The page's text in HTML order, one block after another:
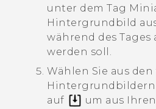
unter dem Tag
Hintergrundbild
während des Tages
werden soll.
Wählen Sie aus
auf
um aus